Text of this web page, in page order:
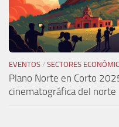
EVENTOS / SECTORES
Plano Norte en Corto
cinematográfica del norte